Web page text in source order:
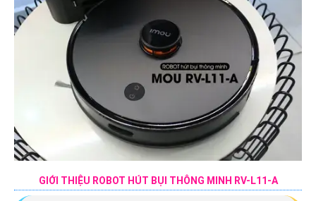
GIỚI THIỆU ROBOT HÚT BỤI THÔNG MINH RV-L11-A